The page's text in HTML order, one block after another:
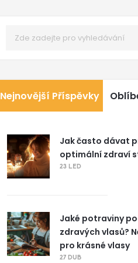
Nejnovější Příspěvky
Jak často dávat
optimální zdraví
23 LED
Jaké potraviny
zdravých vlasů?
pro krásné vlasy
27 DUB